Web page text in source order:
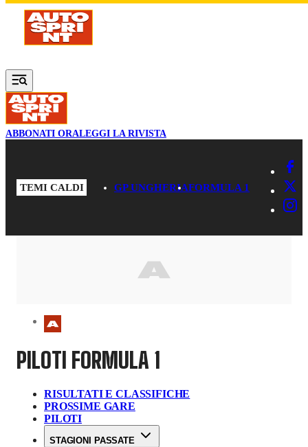
Vai al contenuto principale
ABBONATI ORALEGGI LA RIVISTA
TEMI CALDI GP UNGHERIAFORMULA 1
PILOTI FORMULA 1
RISULTATI E CLASSIFICHE
PROSSIME GARE
PILOTI
STAGIONI PASSATE